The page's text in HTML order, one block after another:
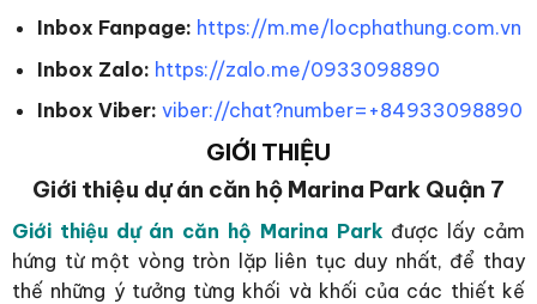
Inbox Fanpage: https://m.me/locphathung.com.vn
Inbox Zalo: https://zalo.me/0933098890
Inbox Viber: viber://chat?number=+84933098890
GIỚI THIỆU
Giới thiệu dự án căn hộ Marina Park Quận 7
Giới thiệu dự án căn hộ Marina Park được lấy cảm
hứng từ một vòng tròn lặp liên tục duy nhất, để thay
thế những ý tưởng từng khối và khối của các thiết kế